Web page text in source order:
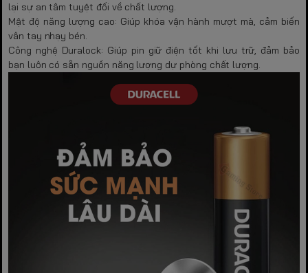
lại sự an tâm tuyệt đối về chất lượng.
Mật độ năng lượng cao: Giúp khóa vận hành mượt mà, cảm biến
vân tay nhạy bén.
Công nghệ Duralock: Giúp pin giữ điện tốt khi lưu trữ, đảm bảo
bạn luôn có sẵn nguồn năng lượng dự phòng chất lượng.